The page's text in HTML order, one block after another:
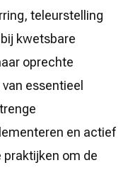
teleurstelling
kwetsbare
oprechte
essentieel
en actief
om de